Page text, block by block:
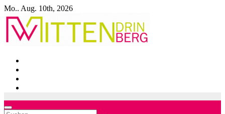
Zum
Inhalt
springen
Mo.. Aug. 10th, 2026